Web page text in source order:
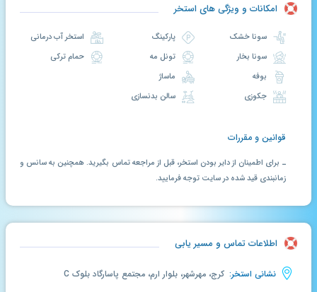
امکانات و ویژگی های استخر
سونا خشک
سونا بخار
جکوزی
پارکینگ
تونل مه
سالن بدنسازی
حمام ترکی
قوانین و مقررات
ـ برای اطمینان از دایر بودن استخر، قبل از مراجعه تماس بگیرید. همچنین به سانس و
زمانبندی قید شده در سایت توجه فرمایید.
اطلاعات تماس و مسیر یابی
نشانی استخر: کرج، مهرشهر، بلوار ارم، مجتمع پاسارگاد بلوک C